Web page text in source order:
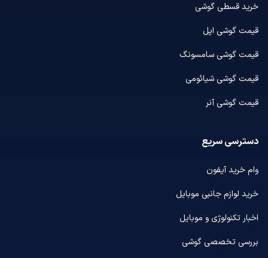
خرید قسطی گوشی
قیمت گوشی اپل
قیمت گوشی سامسونگ
قیمت گوشی شیائومی
قیمت گوشی آنر
دسترسی سریع
وام خرید آیفون
خرید لوازم جانبی موبایل
اخبار تکنولوژی و موبایل
بررسی تخصصی گوشی